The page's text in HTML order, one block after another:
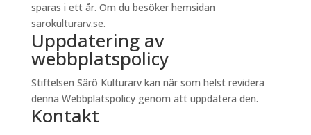
sparas i ett år. Om du besöker hemsidan
sarokulturarv.se.
Uppdatering av
webbplatspolicy
Stiftelsen Särö Kulturarv kan när som helst revidera
denna Webbplatspolicy genom att uppdatera den.
Kontakt